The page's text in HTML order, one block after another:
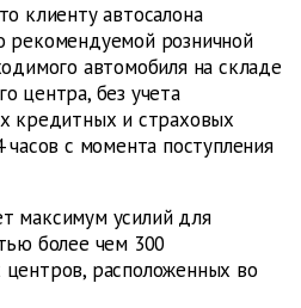
клиенту автосалона
рекомендуемой розничной
автомобиля на складе
центра, без учета
кредитных и страховых
с момента поступления
максимум усилий для
более чем 300
расположенных во